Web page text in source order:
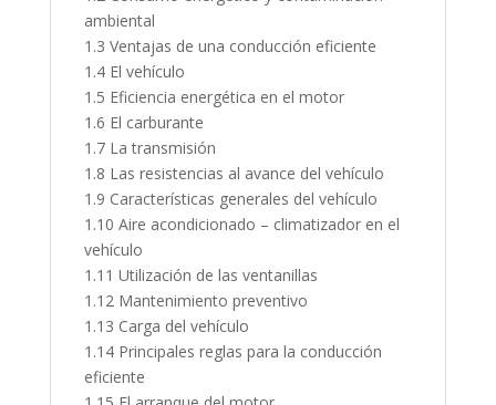
ambiental
1.3 Ventajas de una conducción eficiente
1.4 El vehículo
1.5 Eficiencia energética en el motor
1.6 El carburante
1.7 La transmisión
1.8 Las resistencias al avance del vehículo
1.9 Características generales del vehículo
1.10 Aire acondicionado – climatizador en el
vehículo
1.11 Utilización de las ventanillas
1.12 Mantenimiento preventivo
1.13 Carga del vehículo
1.14 Principales reglas para la conducción
eficiente